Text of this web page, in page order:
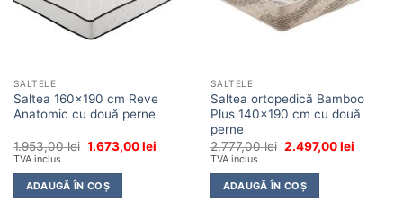
SALTELE
Saltea 160×190 cm Reve
Anatomic cu două perne
1.953,00lei Prețul
inițial
fost:
1.953,00 lei.
1.673,00leiPrețul
1.673,00 lei.
TVA inclus
ADAUGĂ ÎN COȘ
SALTELE
Saltea ortopedică Bamboo
Plus 140×190 cm cu două
perne
2.777,00lei Prețul
fost:
2.777,00 lei.
2.497,00leiPrețul
TVA inclus
ADAUGĂ ÎN COȘ